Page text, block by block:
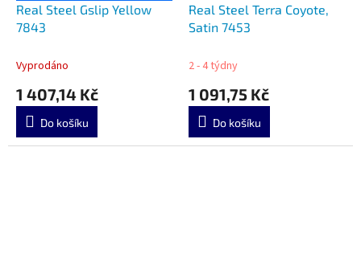
Real Steel Gslip Yellow
7843
Vyprodáno
1 407,14 Kč
Do košíku
Real Steel Terra Coyote,
Satin 7453
2 - 4 týdny
1 091,75 Kč
Do košíku